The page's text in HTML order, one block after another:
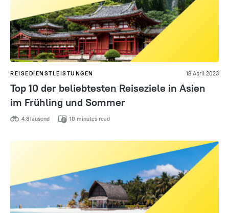
REISEDIENSTLEISTUNGEN 18 April 2023
Top 10 der beliebtesten Reiseziele in Asien
im Frühling und Sommer
4,8Tausend 10 minutes read